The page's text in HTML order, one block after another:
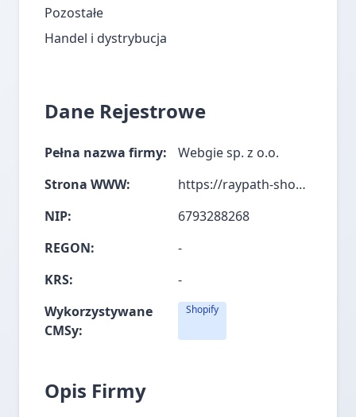
Pozostałe
Handel i dystrybucja
Dane Rejestrowe
Pełna nazwa firmy:
Webgie sp. z o.o.
Strona WWW:
https://raypath-shop.com/
NIP:
6793288268
REGON:
-
KRS:
-
Wykorzystywane
CMSy:
Shopify
Opis Firmy